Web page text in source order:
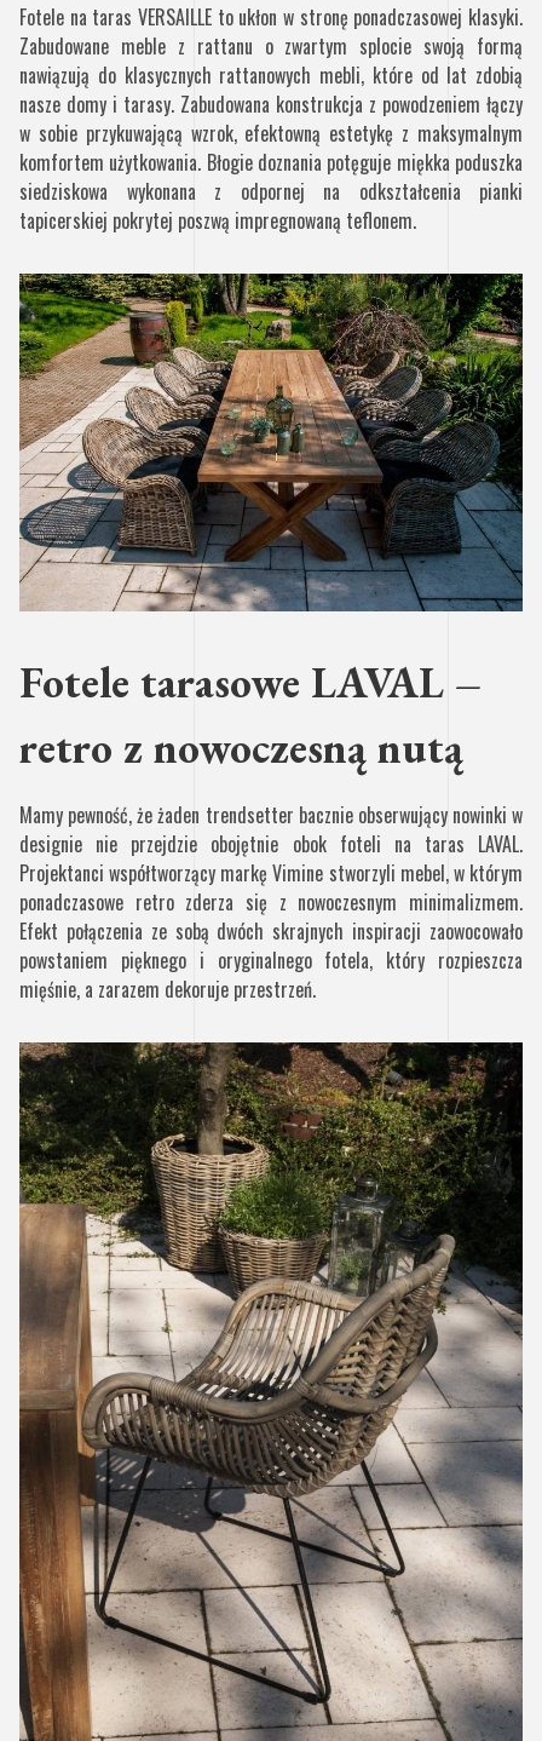
Fotele na taras VERSAILLE to ukłon w stronę ponadczasowej klasyki.
Zabudowane meble z rattanu o zwartym splocie swoją formą
nawiązują do klasycznych rattanowych mebli, które od lat zdobią
nasze domy i tarasy. Zabudowana konstrukcja z powodzeniem łączy
w sobie przykuwającą wzrok, efektowną estetykę z maksymalnym
komfortem użytkowania. Błogie doznania potęguje miękka poduszka
siedziskowa wykonana z odpornej na odkształcenia pianki
tapicerskiej pokrytej poszwą impregnowaną teflonem.
Fotele tarasowe LAVAL –
retro z nowoczesną nutą
Mamy pewność, że żaden trendsetter bacznie obserwujący nowinki w
designie nie przejdzie obojętnie obok foteli na taras LAVAL.
Projektanci współtworzący markę Vimine stworzyli mebel, w którym
ponadczasowe retro zderza się z nowoczesnym minimalizmem.
Efekt połączenia ze sobą dwóch skrajnych inspiracji zaowocowało
powstaniem pięknego i oryginalnego fotela, który rozpieszcza
mięśnie, a zarazem dekoruje przestrzeń.